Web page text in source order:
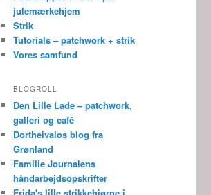
julemærkehjem
Strik
Tutorials – patchwork + strik
Vores samfund
BLOGROLL
Den Lille Lade – patchwork,
galleri og café
Dortheivalos blog fra
Grønland
Familie Journalens
håndarbejdsopskrifter